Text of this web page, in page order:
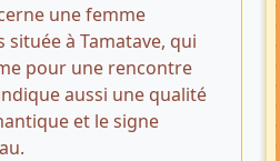
une femme
située à Tamatave, qui
pour une rencontre
aussi une qualité
et le signe